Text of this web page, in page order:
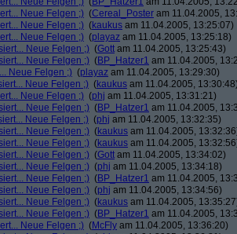
Neue Felgen ;) (Cereal_Poster am 11.04.2005,
Neue Felgen ;) (kaukus am 11.04.2005, 13:25:07)
Neue Felgen ;) (playaz am 11.04.2005, 13:25:18)
Neue Felgen ;) (Gott am 11.04.2005, 13:25:43)
Neue Felgen ;) (BP_Hatzer1 am 11.04.2005,
Neue Felgen ;) (playaz am 11.04.2005, 13:29:30)
Neue Felgen ;) (kaukus am 11.04.2005,
Neue Felgen ;) (phj am 11.04.2005, 13:31:21)
Neue Felgen ;) (BP_Hatzer1 am 11.04.2005,
Neue Felgen ;) (phj am 11.04.2005, 13:32:35)
Neue Felgen ;) (kaukus am 11.04.2005,
Neue Felgen ;) (kaukus am 11.04.2005,
Neue Felgen ;) (Gott am 11.04.2005, 13:34:02)
Neue Felgen ;) (phj am 11.04.2005, 13:34:18)
Neue Felgen ;) (BP_Hatzer1 am 11.04.2005,
Neue Felgen ;) (phj am 11.04.2005, 13:34:56)
Neue Felgen ;) (kaukus am 11.04.2005,
Neue Felgen ;) (BP_Hatzer1 am 11.04.2005,
Neue Felgen ;) (McFly am 11.04.2005, 13:36:20)